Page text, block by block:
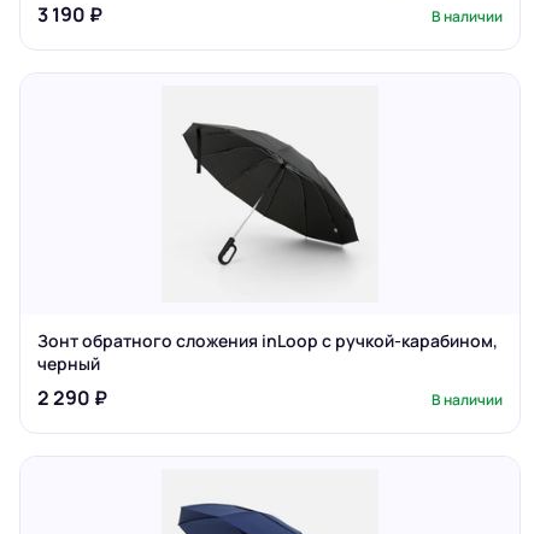
3 190 ₽ В наличии
Зонт обратного сложения inLoop с ручкой-карабином,
черный
2 290 ₽ В наличии